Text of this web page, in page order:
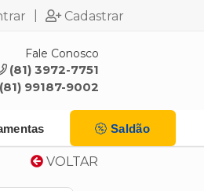
Cadastrar
Fale Conosco
(81) 3972-7751
(81) 99187-9002
Saldão
VOLTAR